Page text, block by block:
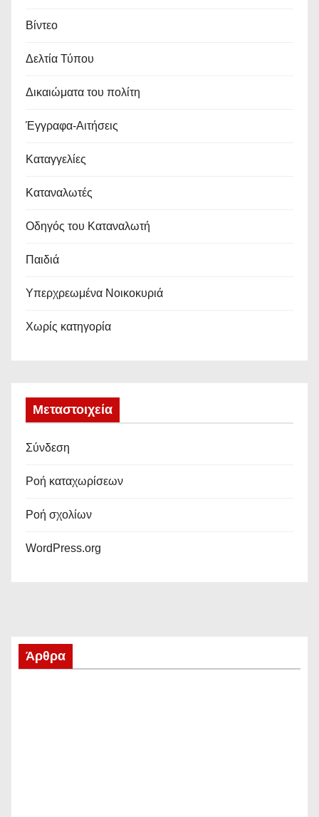
Βίντεο
Δελτία Τύπου
Δικαιώματα του πολίτη
Έγγραφα-Αιτήσεις
Καταγγελίες
Καταναλωτές
Οδηγός του Καταναλωτή
Παιδιά
Υπερχρεωμένα Νοικοκυριά
Χωρίς κατηγορία
Μεταστοιχεία
Σύνδεση
Ροή καταχωρίσεων
Ροή σχολίων
WordPress.org
Άρθρα